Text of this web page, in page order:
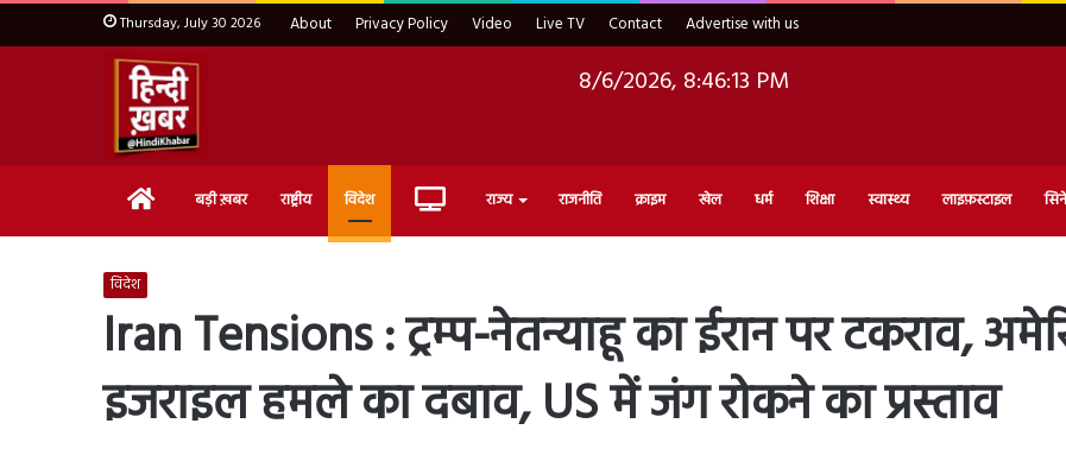
Thursday, July 30 2026 About Privacy Policy Video Live TV Contact Advertise with us
8/6/2026, 8:46:14 PM
Home बड़ी ख़बर राष्ट्रीय विदेश Live राज्य राजनीति क्राइम खेल धर्म शिक्षा स्वास्थ्य लाइफ़स्टाइल
विदेश
Iran Tensions : ट्रम्प-नेतन्याहू का ईरान पर टकराव,
इजराइल हमले का दबाव, US में जंग रोकने का प्रस्ताव